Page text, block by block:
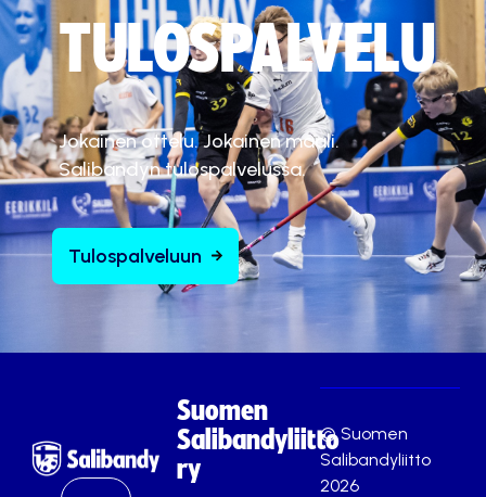
TULOSPALVELU
Jokainen ottelu. Jokainen maali.
Salibandyn tulospalvelussa.
Tulospalveluun
Suomen
Salibandyliitto
ry
© Suomen
Salibandyliitto
2026